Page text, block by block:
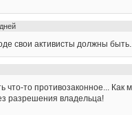
свои активисты должны
что-то противозаконное...
разрешения владельца!